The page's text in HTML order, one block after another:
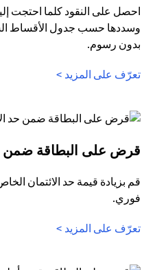
احصل على النقود كلما احتجت
وسددها حسب جدول الأقساط
بدون رسوم.
تعرّف على المزيد >
قرض على البطاقة ضمن
قم بزيادة قيمة حد الائتمان
فوري.
تعرّف على المزيد >